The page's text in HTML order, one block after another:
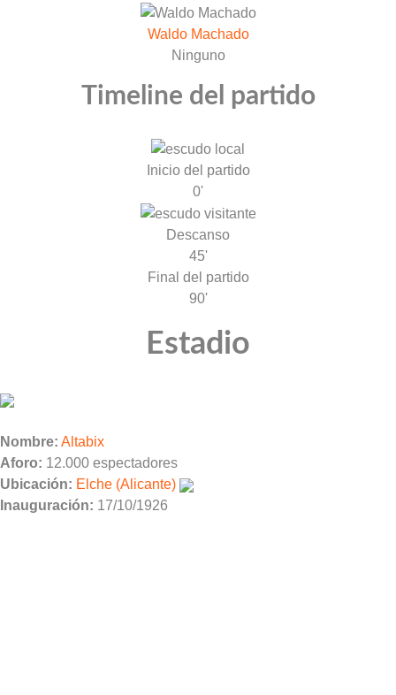
Waldo Machado
Ninguno
Timeline del partido
Inicio del partido
0'
Descanso
45'
Final del partido
90'
Estadio
Nombre: Altabix
Aforo: 12.000 espectadores
Ubicación: Elche (Alicante)
Inauguración: 17/10/1926